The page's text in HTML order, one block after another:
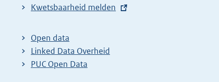
E
t
e
r
Kwetsbaarheid melden
Open data
Linked Data Overheid
PUC Open Data